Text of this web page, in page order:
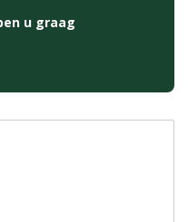
u graag